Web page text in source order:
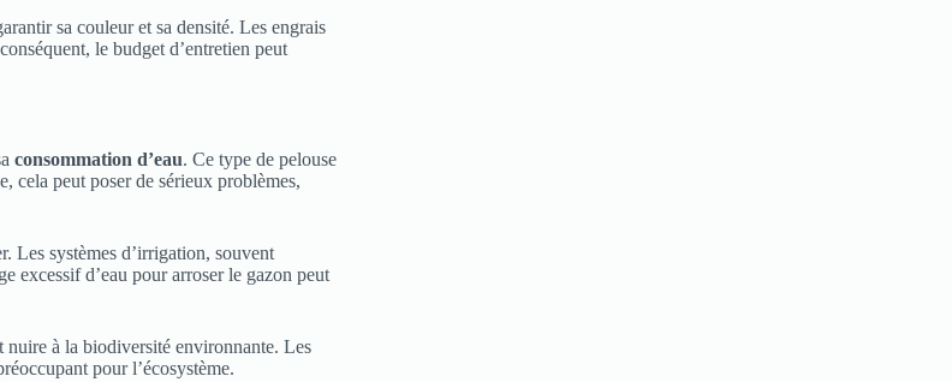
sa couleur et sa densité. Les engrais
le budget d’entretien peut
consommation d’eau. Ce type de pelouse
cela peut poser de sérieux problèmes,
Les systèmes d’irrigation, souvent
excessif d’eau pour arroser le gazon peut
à la biodiversité environnante. Les
pour l’écosystème.